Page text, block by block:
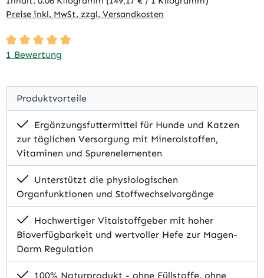
Preise inkl. MwSt. zzgl. Versandkosten
Durchschnittliche Bewertung von 5 von 5 Sternen
1 Bewertung
Produktvorteile
Ergänzungsfuttermittel für Hunde und Katzen
zur täglichen Versorgung mit Mineralstoffen,
Vitaminen und Spurenelementen
Unterstützt die physiologischen
Organfunktionen und Stoffwechselvorgänge
Hochwertiger Vitalstoffgeber mit hoher
Bioverfügbarkeit und wertvoller Hefe zur Magen-
Darm Regulation
100% Naturprodukt - ohne Füllstoffe, ohne